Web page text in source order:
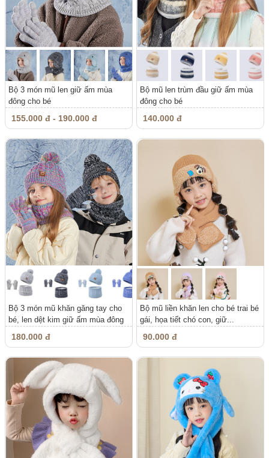
Bộ 3 món mũ len giữ ấm mùa
đông cho bé
155.000 đ - 190.000 đ
Bộ mũ len trùm đầu giữ ấm mùa
đông cho bé
140.000 đ
Bộ 3 món mũ khăn găng tay cho
bé, len dệt kim giữ ấm mùa đông
180.000 đ
Bộ mũ liền khăn len cho bé trai bé
gái, họa tiết chó con, giữ...
90.000 đ